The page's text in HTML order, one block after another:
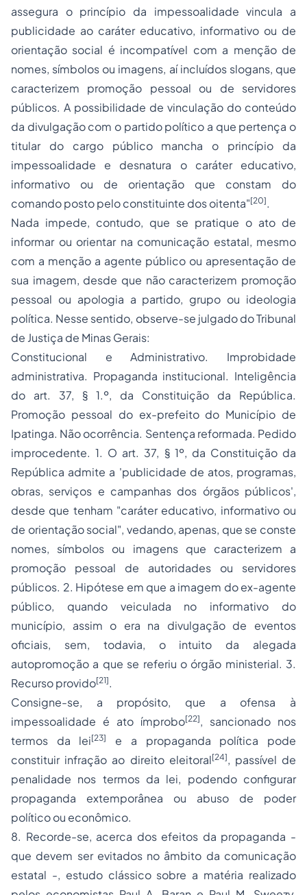
assegura o princípio da impessoalidade vincula a
publicidade ao caráter educativo, informativo ou de
orientação social é incompatível com a menção de
nomes, símbolos ou imagens, aí incluídos slogans, que
caracterizem promoção pessoal ou de servidores
públicos. A possibilidade de vinculação do conteúdo
da divulgação com o partido político a que pertença o
titular do cargo público mancha o princípio da
impessoalidade e desnatura o caráter educativo,
informativo ou de orientação que constam do
comando posto pelo constituinte dos oitenta"[20].
Nada impede, contudo, que se pratique o ato de
informar ou orientar na comunicação estatal, mesmo
com a menção a agente público ou apresentação de
sua imagem, desde que não caracterizem promoção
pessoal ou apologia a partido, grupo ou ideologia
política. Nesse sentido, observe-se julgado do Tribunal
de Justiça de Minas Gerais:
Constitucional e Administrativo. Improbidade
administrativa. Propaganda institucional. Inteligência
do art. 37, § 1.º, da Constituição da República.
Promoção pessoal do ex-prefeito do Município de
Ipatinga. Não ocorrência. Sentença reformada. Pedido
improcedente. 1. O art. 37, § 1º, da Constituição da
República admite a 'publicidade de atos, programas,
obras, serviços e campanhas dos órgãos públicos',
desde que tenham "caráter educativo, informativo ou
de orientação social", vedando, apenas, que se conste
nomes, símbolos ou imagens que caracterizem a
promoção pessoal de autoridades ou servidores
públicos. 2. Hipótese em que a imagem do ex-agente
público, quando veiculada no informativo do
município, assim o era na divulgação de eventos
oficiais, sem, todavia, o intuito da alegada
autopromoção a que se referiu o órgão ministerial. 3.
Recurso provido[21].
Consigne-se, a propósito, que a ofensa à
impessoalidade é ato ímprobo[22], sancionado nos
termos da lei[23]
e a propaganda política pode
constituir infração ao direito eleitoral[24], passível de
penalidade nos termos da lei, podendo configurar
propaganda extemporânea ou abuso de poder
político ou econômico.
8. Recorde-se, acerca dos efeitos da propaganda -
que devem ser evitados no âmbito da comunicação
estatal -, estudo clássico sobre a matéria realizado